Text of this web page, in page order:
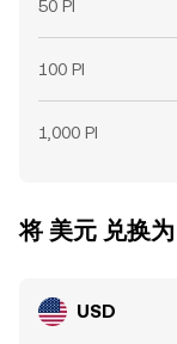
50 PI
100 PI
1,000 PI
将 美元 兑换
USD